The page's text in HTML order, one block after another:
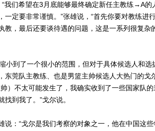
我们希望在3月底能够最终确定新任主教练→A的
一定要非常谨慎。”张雄说，“首先你要对教练进
教，最后还要谈待遇的问题，这是一系列很复杂
到了一个很小的范围，但对于具体候选人和选
东莞队主教练、也是男篮主帅候选人大热门的戈
）不太可能发生了，我确实收到了一些国家队
到我了。”戈尔说。
：“戈尔是我们考察的对象之一，他在中国这些